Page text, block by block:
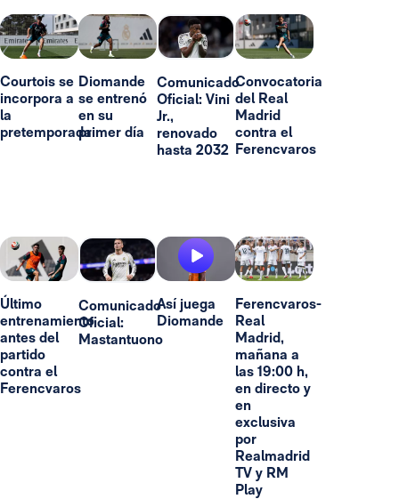
Courtois se
incorpora a
la
pretemporada
Diomande
se entrenó
en su
primer día
Comunicado
Oficial: Vini
Jr.,
renovado
hasta 2032
Convocatoria
del Real
Madrid
contra el
Ferencvaros
Último
entrenamiento
antes del
partido
contra el
Ferencvaros
Comunicado
Oficial:
Mastantuono
Así juega
Diomande
Ferencvaros-
Real
Madrid,
mañana a
las 19:00 h,
en directo y
en
exclusiva
por
Realmadrid
TV y RM
Play